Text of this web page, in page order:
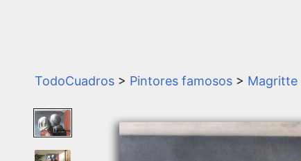
TodoCuadros > Pintores famosos > Magritte